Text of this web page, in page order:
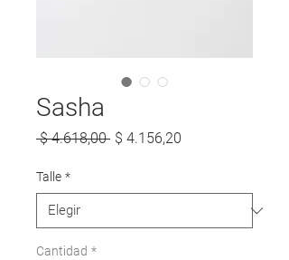
Sasha
$ 4.618,00 Precio
$ 4.156,20
Talle *
Cantidad *